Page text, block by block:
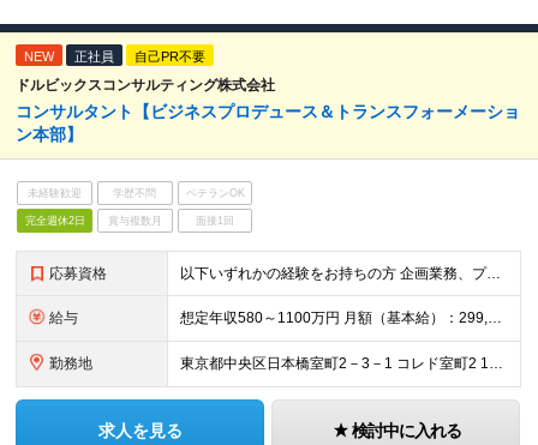
NEW 正社員 自己PR不要
ドルビックスコンサルティング株式会社
コンサルタント【ビジネスプロデュース＆トランスフォーメーショ
ン本部】
未経験歓迎 学歴不問 ベテランOK
完全週休2日 賞与複数月 面接1回
応募資格 以下いずれかの経験をお持ちの方 企画業務、プロジェクト推進、プロジェクト型業務の経験 コンサルティングファームでの実務経験 ◆専門領域の実務経験 金融（保険・銀行・証券）における主要業務・システム経
給与 想定年収580～1100万円 月額（基本給）：299,080円～ 固定残業手当/月：115,220円～（固定残業時間45時間0分/月） 超過した時間外労働の残業手当は追加支給 賞与年2回（6月、1
勤務地 東京都中央区日本橋室町2－3－1 コレド室町2 10階 ・事業所は本社（東京）のみですので、転勤はございません。 担当する案件により、出張をしていただくことはございます。 (変更の範囲)上記を除
求人を見る 検討中に入れる